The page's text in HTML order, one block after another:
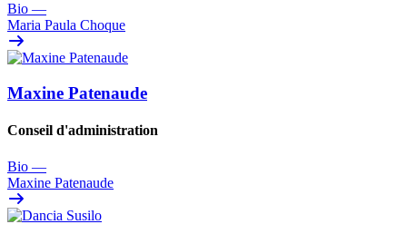
Bio —
Maria Paula Choque
Maxine Patenaude
Conseil d'administration
Bio —
Maxine Patenaude